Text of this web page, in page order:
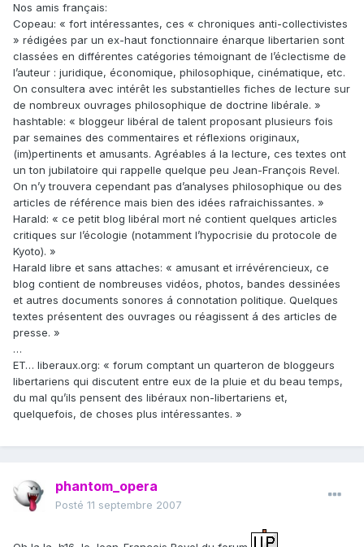
Nos amis français:
Copeau: « fort intéressantes, ces « chroniques anti-collectivistes
» rédigées par un ex-haut fonctionnaire énarque libertarien sont
classées en différentes catégories témoignant de l’éclectisme de
l’auteur : juridique, économique, philosophique, cinématique, etc.
On consultera avec intérêt les substantielles fiches de lecture sur
de nombreux ouvrages philosophique de doctrine libérale. »
hashtable: « bloggeur libéral de talent proposant plusieurs fois
par semaines des commentaires et réflexions originaux,
(im)pertinents et amusants. Agréables á la lecture, ces textes ont
un ton jubilatoire qui rappelle quelque peu Jean-François Revel.
On n’y trouvera cependant pas d’analyses philosophique ou des
articles de référence mais bien des idées rafraichissantes. »
Harald: « ce petit blog libéral mort né contient quelques articles
critiques sur l’écologie (notamment l’hypocrisie du protocole de
Kyoto). »
Harald libre et sans attaches: « amusant et irrévérencieux, ce
blog contient de nombreuses vidéos, photos, bandes dessinées
et autres documents sonores á connotation politique. Quelques
textes présentent des ouvrages ou réagissent á des articles de
presse. »
…
ET… liberaux.org: « forum comptant un quarteron de bloggeurs
libertariens qui discutent entre eux de la pluie et du beau temps,
du mal qu’ils pensent des libéraux non-libertariens et,
quelquefois, de choses plus intéressantes. »
phantom_opera
Posté 11 septembre 2007